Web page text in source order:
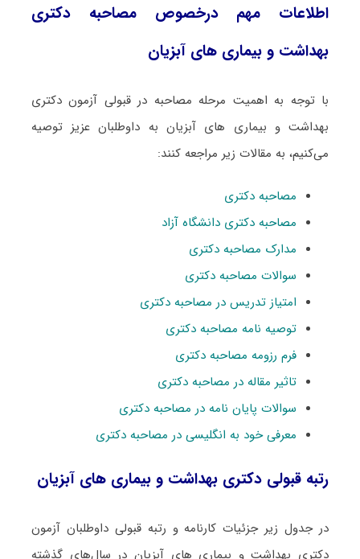
اطلاعات مهم درخصوص مصاحبه دکتری
بهداشت و بیماری های آبزیان
با توجه به اهمیت مرحله مصاحبه در قبولی آزمون دکتری
بهداشت و بیماری های آبزیان به داوطلبان عزیز توصیه
می‌کنیم، به مقالات زیر مراجعه کنند:
مصاحبه دکتری
مصاحبه دکتری دانشگاه آزاد
مدارک مصاحبه دکتری
سوالات مصاحبه دکتری
امتیاز تدریس در مصاحبه دکتری
توصیه نامه مصاحبه دکتری
فرم رزومه مصاحبه دکتری
تاثیر مقاله در مصاحبه دکتری
سوالات پایان نامه در مصاحبه دکتری
معرفی خود به انگلیسی در مصاحبه دکتری
رتبه قبولی دکتری بهداشت و بیماری های آبزیان
در جدول زیر جزئیات کارنامه و رتبه قبولی داوطلبان آزمون
دکتری بهداشت و بیماری های آبزیان در سال‌های گذشته